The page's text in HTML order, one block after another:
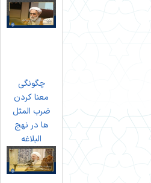
چگونگی
معنا کردن
ضرب المثل
ها در نهج
البلاغه